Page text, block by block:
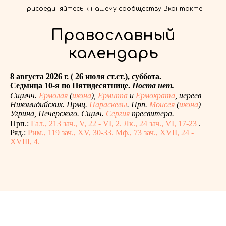
Присоединяйтесь к нашему сообществу Вконтакте!
Православный
календарь
8 августа 2026 г. ( 26 июля ст.ст.), суббота.
Седмица 10-я по Пятидесятнице. Поста нет.
Сщмчч. Ермолая (икона), Ермиппа и Ермократа , иереев
Никомидийских. Прмц. Параскевы. Прп. Моисея (икона)
Угрина, Печерского. Сщмч. Сергия пресвитера.
Прп.: Гал., 213 зач., V, 22 - VI, 2. Лк., 24 зач., VI, 17-23 .
Ряд.: Рим., 119 зач., XV, 30-33. Мф., 73 зач., XVII, 24 -
XVIII, 4.